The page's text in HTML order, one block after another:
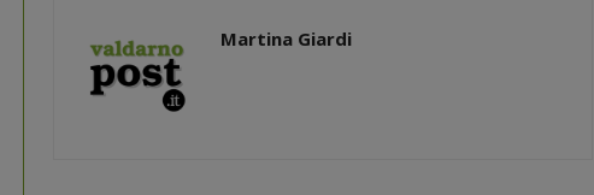
Martina Giardi